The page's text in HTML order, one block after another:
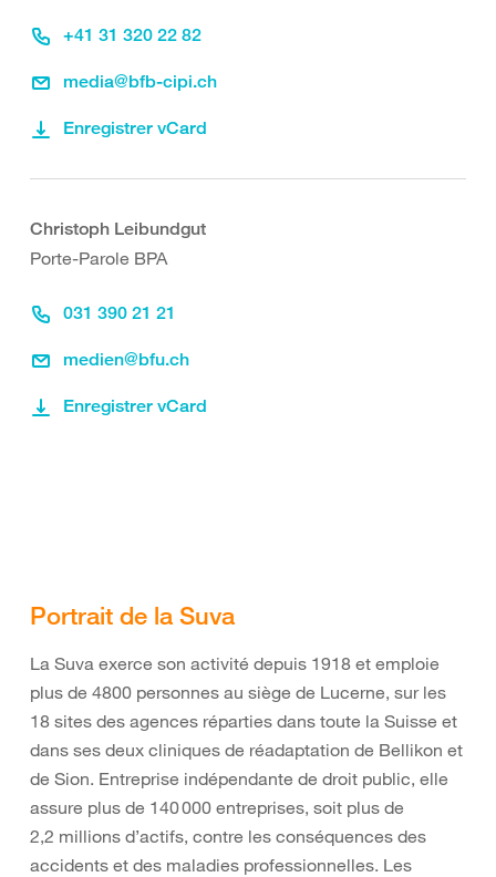
+41 31 320 22 82
media@bfb-cipi.ch
Enregistrer vCard
Christoph Leibundgut
Porte-Parole BPA
031 390 21 21
medien@bfu.ch
Enregistrer vCard
Portrait de la Suva
La Suva exerce son activité depuis 1918 et emploie
plus de 4800 personnes au siège de Lucerne, sur les
18 sites des agences réparties dans toute la Suisse et
dans ses deux cliniques de réadaptation de Bellikon et
de Sion. Entreprise indépendante de droit public, elle
assure plus de 140 000 entreprises, soit plus de
2,2 millions d’actifs, contre les conséquences des
accidents et des maladies professionnelles. Les